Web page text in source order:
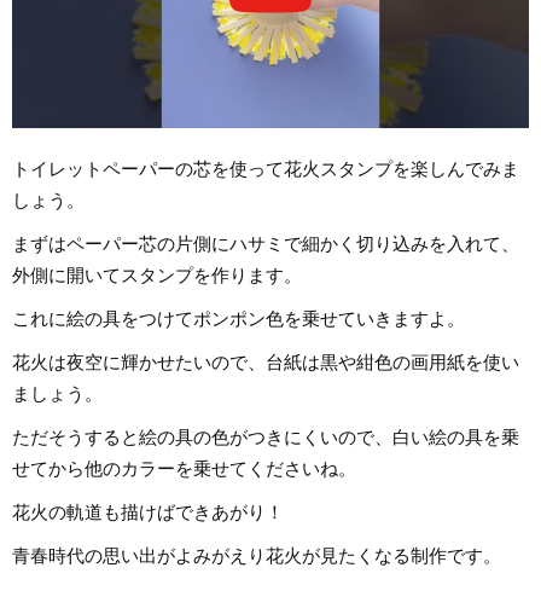
トイレットペーパーの芯を使って花火スタンプを楽しんでみま
しょう。
まずはペーパー芯の片側にハサミで細かく切り込みを入れて、
外側に開いてスタンプを作ります。
これに絵の具をつけてポンポン色を乗せていきますよ。
花火は夜空に輝かせたいので、台紙は黒や紺色の画用紙を使い
ましょう。
ただそうすると絵の具の色がつきにくいので、白い絵の具を乗
せてから他のカラーを乗せてくださいね。
花火の軌道も描けばできあがり！
青春時代の思い出がよみがえり花火が見たくなる制作です。